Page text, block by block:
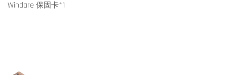
Windare 保固卡*1